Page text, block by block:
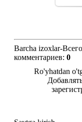
Barcha izoxlar-Всего
комментариев: 0
Ro'yhatdan